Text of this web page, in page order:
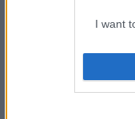
I want
I want